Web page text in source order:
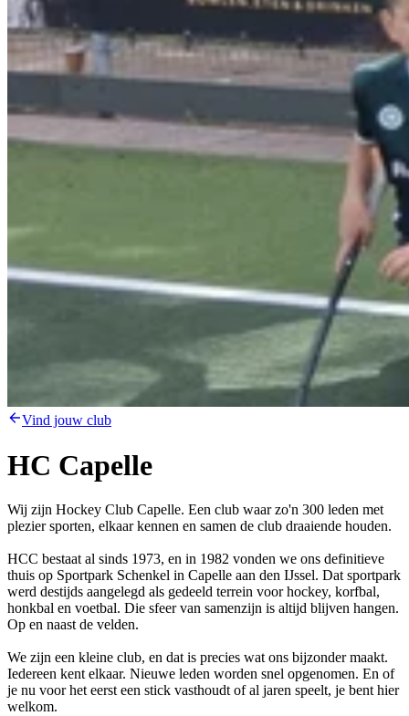
Vind jouw club
HC Capelle
Wij zijn Hockey Club Capelle. Een club waar zo'n 300 leden met
plezier sporten, elkaar kennen en samen de club draaiende houden.
HCC bestaat al sinds 1973, en in 1982 vonden we ons definitieve
thuis op Sportpark Schenkel in Capelle aan den IJssel. Dat sportpark
werd destijds aangelegd als gedeeld terrein voor hockey, korfbal,
honkbal en voetbal. Die sfeer van samenzijn is altijd blijven hangen.
Op en naast de velden.
We zijn een kleine club, en dat is precies wat ons bijzonder maakt.
Iedereen kent elkaar. Nieuwe leden worden snel opgenomen. En of
je nu voor het eerst een stick vasthoudt of al jaren speelt, je bent hier
welkom.